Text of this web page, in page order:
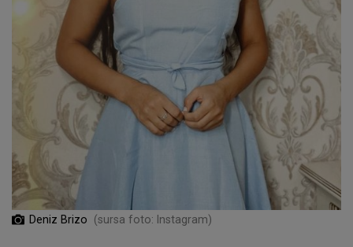
Deniz Brizo (sursa foto: Instagram)